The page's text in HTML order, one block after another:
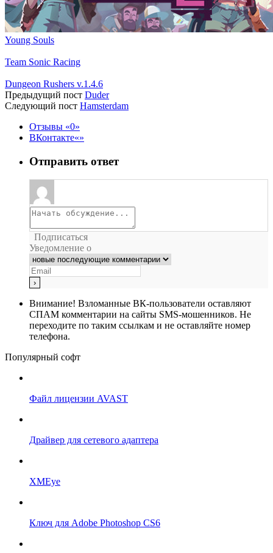
Young Souls
Team Sonic Racing
Dungeon Rushers v.1.4.6
Предыдущий пост Duder
Следующий пост Hamsterdam
Отзывы
0
ВКонтакте
Отправить ответ
Подписаться
Уведомление о
Внимание! Взломанные ВК-пользователи оставляют
СПАМ комментарии на сайты SMS-мошенников. Не
переходите по таким ссылкам и не оставляйте номер
телефона.
Популярный софт
Файл лицензии AVAST
Драйвер для сетевого адаптера
XMEye
Ключ для Adobe Photoshop CS6